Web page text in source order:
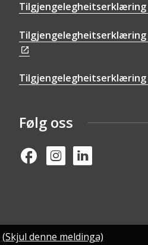
Tilgjengelegheitserklæring
Tilgjengelegheitserklæring
Tilgjengelegheitserklæring
Følg oss
FacebookInstagramLinked in
(Skjul denne meldinga)